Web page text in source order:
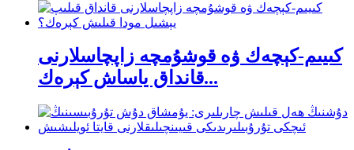
كىيىم-كېچەك ۋە قوشۇمچە زاپچاسلارنى
قانداق ياساش كېرەك...